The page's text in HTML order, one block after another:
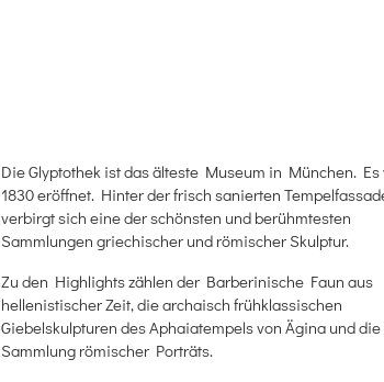
Die Glyptothek ist das älteste Museum in München.
1830 eröffnet. Hinter der frisch sanierten
verbirgt sich eine der schönsten und berühmtesten
Sammlungen griechischer und römischer Skulptur.
Zu den Highlights zählen der Barberinische Faun aus
hellenistischer Zeit, die archaisch frühklassischen
Giebelskulpturen des Aphaiatempels von Ägina und
Sammlung römischer Porträts.